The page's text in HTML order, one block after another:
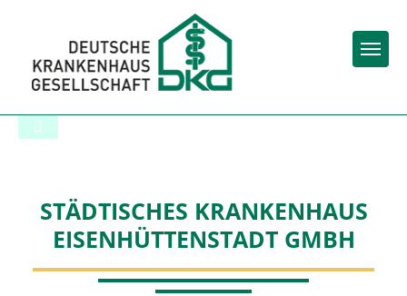
STÄDTISCHES KRANKENHAUS
EISENHÜTTENSTADT GMBH